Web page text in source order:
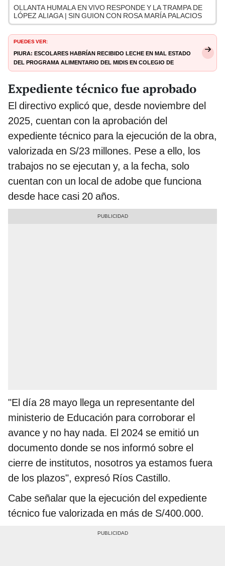
OLLANTA HUMALA EN VIVO RESPONDE Y LA TRAMPA DE
LÓPEZ ALIAGA | SIN GUION CON ROSA MARÍA PALACIOS
PUEDES VER:
Piura: escolares habrían recibido leche en mal estado
del programa alimentario del Midis en colegio de
Huancabamba
Expediente técnico fue aprobado
El directivo explicó que, desde noviembre del
2025, cuentan con la aprobación del
expediente técnico para la ejecución de la obra,
valorizada en S/23 millones. Pese a ello, los
trabajos no se ejecutan y, a la fecha, solo
cuentan con un local de adobe que funciona
desde hace casi 20 años.
"El día 28 mayo llega un representante del
ministerio de Educación para corroborar el
avance y no hay nada. El 2024 se emitió un
documento donde se nos informó sobre el
cierre de institutos, nosotros ya estamos fuera
de los plazos", expresó Ríos Castillo.
Cabe señalar que la ejecución del expediente
técnico fue valorizada en más de S/400.000.